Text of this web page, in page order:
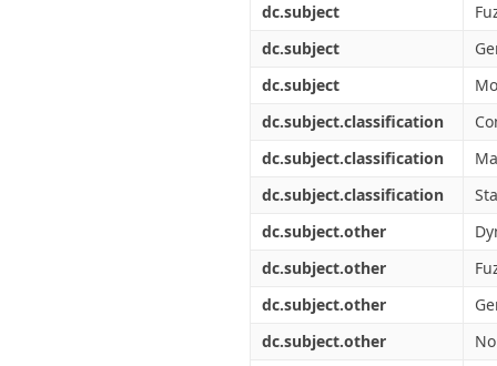
dc.subject
dc.subject
dc.subject
dc.subject.classification
dc.subject.classification
dc.subject.classification
dc.subject.other
dc.subject.other
dc.subject.other
dc.subject.other